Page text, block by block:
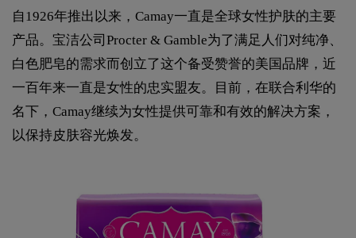
自1926年推出以来，Camay一直是全球女性护肤的主要
产品。宝洁公司Procter & Gamble为了满足人们对纯净、
白色肥皂的需求而创立了这个备受赞誉的美国品牌，近
一百年来一直是女性的忠实盟友。目前，在联合利华的
名下，Camay继续为女性提供可靠和有效的解决方案，
以保持皮肤容光焕发。